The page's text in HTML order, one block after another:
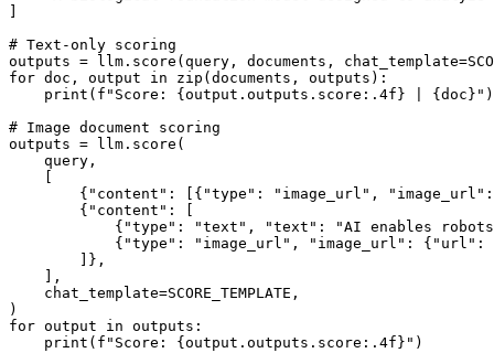
# Text-only scoring
outputs = llm.score(query, documents,
for doc, output in zip(documents, outputs):
    print(f"Score: {output.outputs.score:.4f} | {doc}")
# Image document scoring
outputs = llm.score(
    query,
{"content": [{"type": "image_url",
        {"content": [
{"type": "text", "text": "AI enables
{"type": "image_url", "image_url":
        ]},
    ],
    chat_template=SCORE_TEMPLATE,
)
for output in outputs:
    print(f"Score: {output.outputs.score:.4f}")